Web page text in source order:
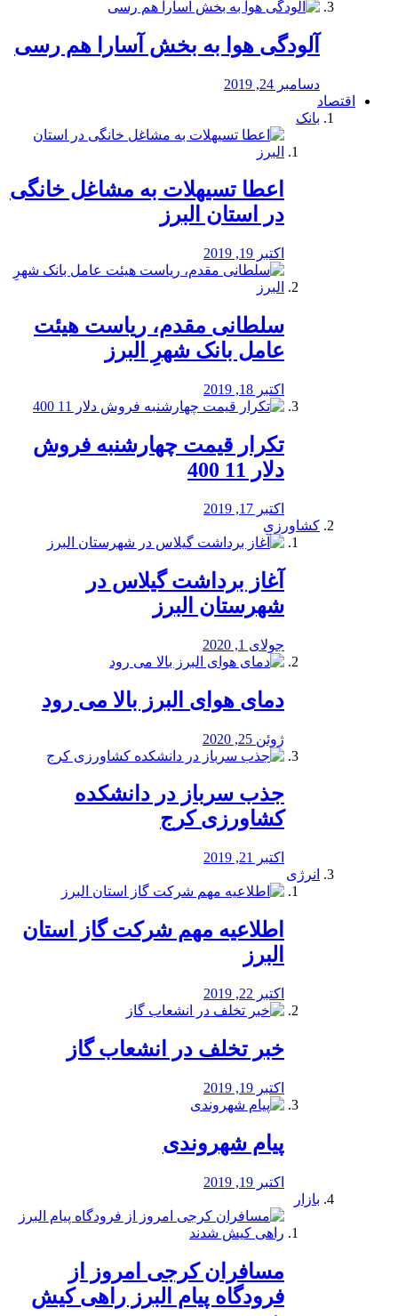
آلودگی هوا به بخش آسارا هم رسی
دسامبر 24, 2019
اقتصاد
بانک
️اعطا تسیهلات به مشاغل خانگی
در استان البرز
اکتبر 19, 2019
سلطانی مقدم، ریاست هیئت
عامل بانک شهرِ البرز
اکتبر 18, 2019
تکرار قیمت چهارشنبه فروش
دلار 11 400
اکتبر 17, 2019
کشاورزی
آغاز برداشت گیلاس در
شهرستان البرز
جولای 1, 2020
دمای هوای البرز بالا می رود
ژوئن 25, 2020
جذب سرباز در دانشکده
کشاورزی کرج
اکتبر 21, 2019
انرژی
️اطلاعیه مهم شرکت گاز استان
البرز
اکتبر 22, 2019
خبر تخلف در انشعاب گاز
اکتبر 19, 2019
پیام شهروندی
اکتبر 19, 2019
بازار
مسافران کرجی امروز از
فرودگاه پیام البرز راهی کیش